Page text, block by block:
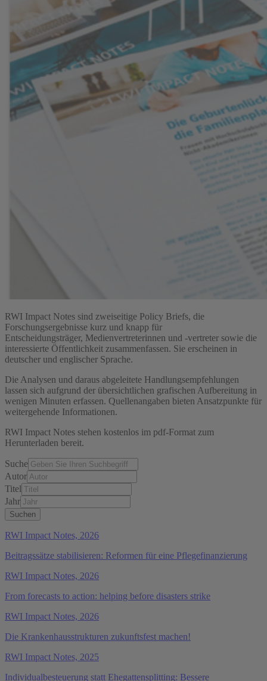
RWI Impact Notes sind zweiseitige Policy Briefs, die
Forschungsergebnisse kurz und knapp für
Entscheidungsträger, Medienvertreterinnen und -vertreter sowie die
interessierte Öffentlichkeit zusammenfassen. Sie erscheinen in
deutscher und englischer Sprache.
Die Analysen und daraus abgeleitete Handlungsempfehlungen
lassen sich aufgrund der übersichtlichen grafischen Aufbereitung in
wenigen Minuten erfassen. Quellenangaben bieten Ansatzpunkte für
weitergehende Informationen.
RWI Impact Notes stehen kostenlos im pdf-Format zum
Herunterladen bereit.
Suche
Autor
Titel
Jahr
RWI Impact Notes, 2026
Beitragssätze stabilisieren: Reformen für eine Pflegefinanzierung
RWI Impact Notes, 2026
From forecasts to action: helping before disasters strike
RWI Impact Notes, 2026
Die Krankenhausstrukturen zukunftsfest machen!
RWI Impact Notes, 2025
Individualbesteuerung statt Ehegattensplitting: Bessere